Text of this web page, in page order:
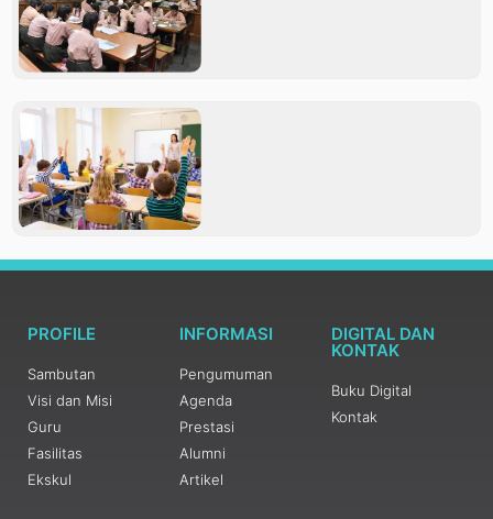
.
.
PROFILE
Sambutan
Visi dan Misi
Guru
Fasilitas
Ekskul
INFORMASI
Pengumuman
Agenda
Prestasi
Alumni
Artikel
DIGITAL DAN
KONTAK
Buku Digital
Kontak